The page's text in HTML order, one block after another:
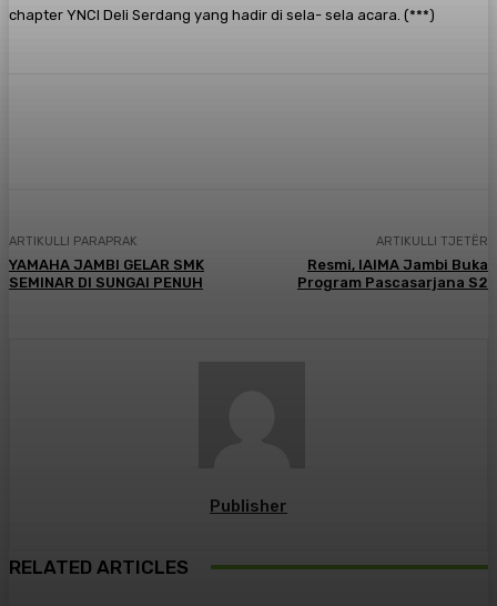
chapter YNCI Deli Serdang yang hadir di sela- sela acara. (***)
ARTIKULLI PARAPRAK
YAMAHA JAMBI GELAR SMK
SEMINAR DI SUNGAI PENUH
ARTIKULLI TJETËR
Resmi, IAIMA Jambi Buka
Program Pascasarjana S2
Publisher
RELATED ARTICLES